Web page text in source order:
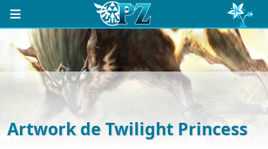
Artwork de Twilight Princess